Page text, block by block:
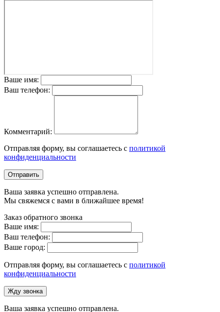
Ваше имя:
Ваш телефон:
Комментарий:
Отправляя форму, вы соглашаетесь с политикой
конфиденциальности
Отправить
Ваша заявка успешно отправлена.
Мы свяжемся с вами в ближайшее время!
Заказ обратного звонка
Ваше имя:
Ваш телефон:
Ваше город:
Отправляя форму, вы соглашаетесь с политикой
конфиденциальности
Жду звонка
Ваша заявка успешно отправлена.